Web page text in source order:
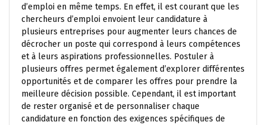
d’emploi en même temps. En effet, il est courant que les
chercheurs d’emploi envoient leur candidature à
plusieurs entreprises pour augmenter leurs chances de
décrocher un poste qui correspond à leurs compétences
et à leurs aspirations professionnelles. Postuler à
plusieurs offres permet également d’explorer différentes
opportunités et de comparer les offres pour prendre la
meilleure décision possible. Cependant, il est important
de rester organisé et de personnaliser chaque
candidature en fonction des exigences spécifiques de